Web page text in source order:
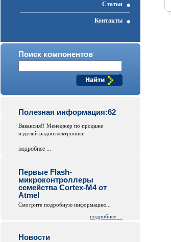
Статьи
Контакты
Поиск компонентов
Полезная информация:62
Вакансия!! Менеджер по продаже
изделий радиоэлектроники
подробнее ...
Первые Flash-
микроконтроллеры
семейства Cortex-M4 от
Atmel
Смотрите подробную информацию...
подробнее ...
Новости